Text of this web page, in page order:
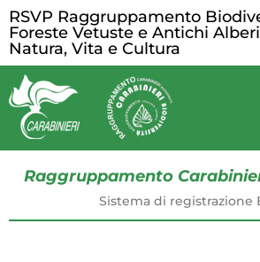
RSVP Raggruppamento
Foreste Vetuste e Antichi
Natura, Vita e Cultura
Raggruppamento
Sistema di registrazione